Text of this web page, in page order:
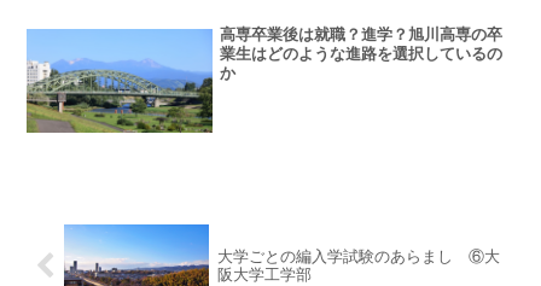
高専卒業後は就職？進学？旭川高専の卒
業生はどのような進路を選択しているの
か
大学ごとの編入学試験のあらまし ⑥大
阪大学工学部